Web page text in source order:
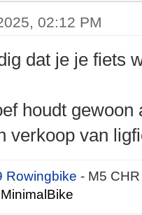
02:12 PM
dat je je fiets
houdt
verkoop van
Rowingbike- M5